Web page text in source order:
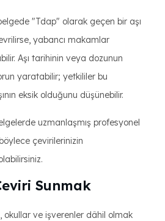
"Tdap" olarak geçen bir aşı
yabancı makamlar
Aşı tarihinin veya dozunun
yaratabilir; yetkililer bu
eksik olduğunu düşünebilir.
uzmanlaşmış profesyonel
çevirilerinizin
Sunmak
okullar ve işverenler dâhil olmak